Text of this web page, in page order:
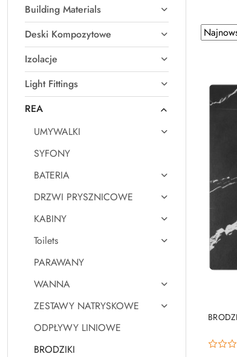
Building Materials
Deski Kompozytowe
Izolacje
Light Fittings
REA
UMYWALKI
SYFONY
BATERIA
DRZWI PRYSZNICOWE
KABINY
Toilets
PARAWANY
WANNA
ZESTAWY NATRYSKOWE
ODPŁYWY LINIOWE
BRODZIKI
Sortuj
według